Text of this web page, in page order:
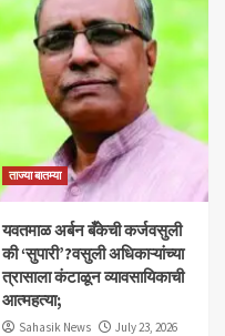
ताज्या बातम्या
​यवतमाळ अर्बन बँकेची कर्जवसुली
की ‘सुपारी’?वसुली अधिकाऱ्यांच्या
त्रासाला कंटाळून व्यावसायिकाची
आत्महत्या;
Sahasik News
July 23, 2026